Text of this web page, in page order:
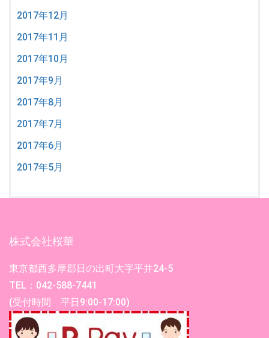
2017年12月
2017年11月
2017年10月
2017年9月
2017年8月
2017年7月
2017年6月
2017年5月
株式会社桜華
東京都西多摩郡日の出町大字平井24-5
TEL：042-588-7441
(受付時間 平日9:00-17:00)